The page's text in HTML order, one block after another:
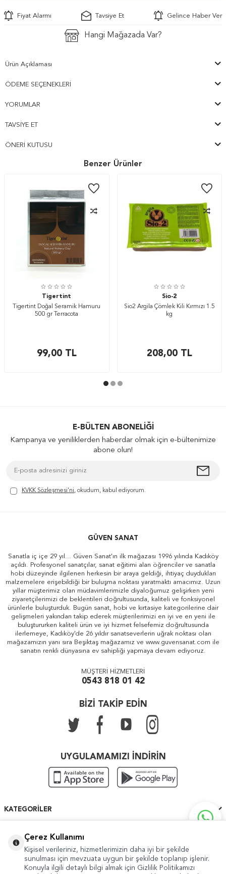
Fiyat Alarmı Tavsiye Et Gelince Haber Ver
Hangi Mağazada Var?
Ürün Açıklaması
ÖDEME SEÇENEKLERI
YORUMLAR
TAVSIYE ET
ÖNERI KUTUSU
Benzer Ürünler
Tigertint
Tigertint Doğal Seramik Hamuru
500 gr Terracota
99,00TL
Sio-2
Sio2 Argila Çömlek Kili Kırmızı 1.5
kg
208,00TL
E-BÜLTEN ABONELIĞI
Kampanya ve yeniliklerden haberdar olmak için e-bültenimize
abone olun!
KVKK Sözleşmesi'ni, okudum, kabul ediyorum.
GÜVEN SANAT
Sanatla iç içe 29 yıl... Güven Sanat'ın ilk mağazası 1996 yılında Kadıköy
açıldı. Profesyonel sanatçılar, sanat eğitimi alan öğrenciler ve sanatla
hobi düzeyinde ilgilenen herkesin bir araya geldiği, ihtiyaç duydukları
malzemelere erişebildiği bir buluşma noktası yaratmaktı amacımız. Uzun
yıllar müşterimiz olan müdavimlerimizle diyaloğumuz gelişirken yeni
ziyaretçilerimizi de beklentileri doğrultusunda, kaliteli ve fonksiyonel
ürünlerle buluşturduk. Bugün sanat, hobi ve kırtasiye kategorilerine dair
gelişmeleri yakından takip ederek müşterilerimizi en iyi ve en yeni ile
buluştururken kaliteli ürün ve iyi hizmet felsefemiz doğrultusunda
ilerlemeye, Kadıköy'de 26 yıldır sanatseverlerin uğrak noktası olan
mağazamızın yanı sıra Beşiktaş mağazamız ve www.guvensanat.com ile
sanatın renkli dünyasına ev sahipliği yapmaya devam ediyoruz.
MÜŞTERİ HİZMETLERİ
0543 818 01 42
BİZİ TAKİP EDİN
UYGULAMAMIZI İNDİRİN
KATEGORILER
HIZLI ERIŞIM
Çerez Kullanımı
Kişisel verileriniz, hizmetlerimizin daha iyi bir şekilde
sunulması için mevzuata uygun bir şekilde toplanıp işlenir.
Konuyla ilgili detaylı bilgi almak için Gizlilik Politikamızı